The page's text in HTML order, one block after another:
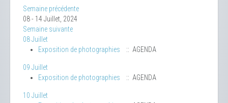
Semaine précédente
08 - 14 Juillet, 2024
Semaine suivante
08 Juillet
Exposition de photographies
:: AGENDA
09 Juillet
Exposition de photographies
:: AGENDA
10 Juillet